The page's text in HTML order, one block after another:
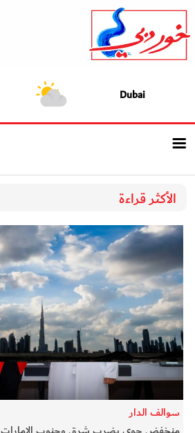
Dubai
الرئيسيــة
سوالف الدار
بيزنس
في المرمى
وثائقيات الخور
فن وثقافة
الأكثر قراءة
سوالف الدار